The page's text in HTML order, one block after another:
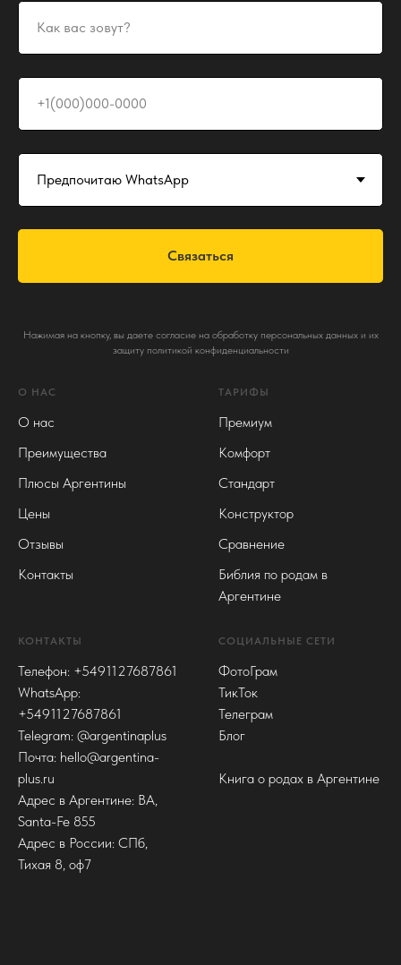
+7
Связаться
Нажимая на кнопку, вы даете согласие на обработку персональных данных и их
защиту политикой конфиденциальности
О НАС
О нас
Преимущества
Плюсы Аргентины
Цены
Отзывы
Контакты
ТАРИФЫ
Премиум
Комфорт
Стандарт
Конструктор
Сравнение
Библия по родам в
Аргентине
КОНТАКТЫ
Телефон: +5491127687861
WhatsApp:
+5491127687861
Telegram: @argentinaplus
Почта: hello@argentina-
plus.ru
Адрес в Аргентине: BA,
Santa-Fe 855
Адрес в России: СПб,
Тихая 8, оф7
СОЦИАЛЬНЫЕ СЕТИ
ФотоГрам
ТикТок
Телеграм
Блог
Книга о родах в Аргентине